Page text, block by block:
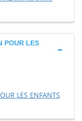
POUR LES
LES ENFANTS